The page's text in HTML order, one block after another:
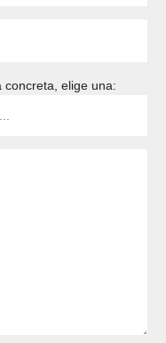
concreta, elige una: